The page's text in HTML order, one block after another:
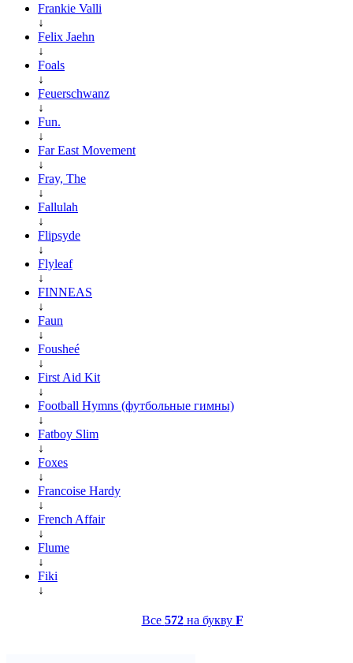
Frankie Valli
↓
Felix Jaehn
↓
Foals
↓
Feuerschwanz
↓
Fun.
↓
Far East Movement
↓
Fray, The
↓
Fallulah
↓
Flipsyde
↓
Flyleaf
↓
FINNEAS
↓
Faun
↓
Fousheé
↓
First Aid Kit
↓
Football Hymns (футбольные гимны)
↓
Fatboy Slim
↓
Foxes
↓
Francoise Hardy
↓
French Affair
↓
Flume
↓
Fiki
↓
Все 572на букву F